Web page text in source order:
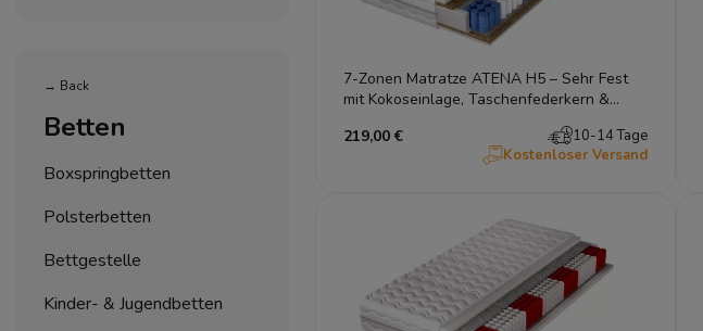
→ Back
Betten
Boxspringbetten
Polsterbetten
Bettgestelle
Kinder- & Jugendbetten
7-Zonen Matratze ATENA H5 – Sehr Fest
mit Kokoseinlage, Taschenfederkern &
219,00 €
10-14 Tage
Kostenloser Versand